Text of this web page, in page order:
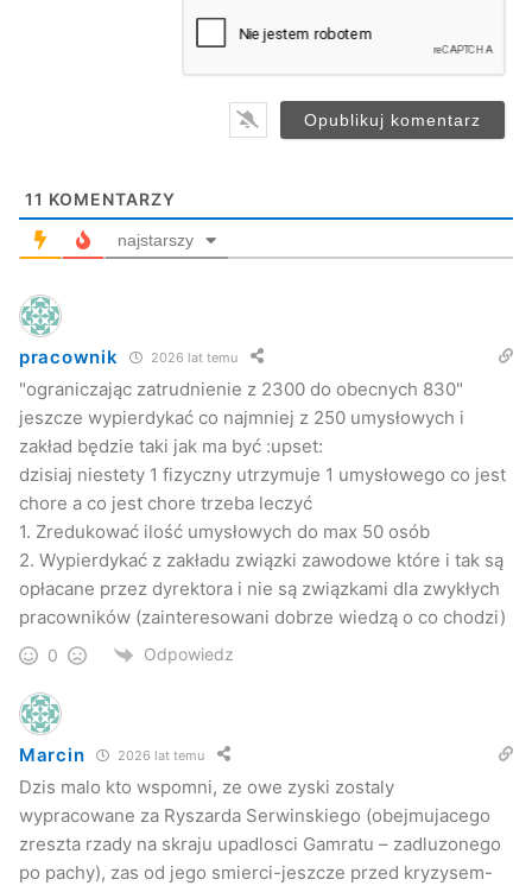
obecnych 830, w tym 40 sezonowych, pracowników,
siebie pozaprodukcyjne sfery działalności, pozostałe z
Kuba Kowalczyk
11 KOMENTARZY
najstarszy
pracownik 2026 lat temu
"ograniczając zatrudnienie z 2300 do obecnych 830"
jeszcze wypierdykać co najmniej z 250 umysłowych i
zakład będzie taki jak ma być :upset:
dzisiaj niestety 1 fizyczny utrzymuje 1 umysłowego co jest
chore a co jest chore trzeba leczyć
1. Zredukować ilość umysłowych do max 50 osób
2. Wypierdykać z zakładu związki zawodowe które i tak są
opłacane przez dyrektora i nie są związkami dla zwykłych
pracowników (zainteresowani dobrze wiedzą o co chodzi)
0 Odpowiedz
Marcin 2026 lat temu
Dzis malo kto wspomni, ze owe zyski zostaly
wypracowane za Ryszarda Serwinskiego (obejmujacego
zreszta rzady na skraju upadlosci Gamratu – zadluzonego
po pachy), zas od jego smierci-jeszcze przed kryzysem-